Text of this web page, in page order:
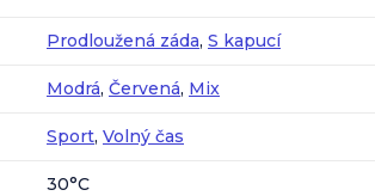
Prodloužená záda, S kapucí
Modrá, Červená, Mix
Sport, Volný čas
30°C